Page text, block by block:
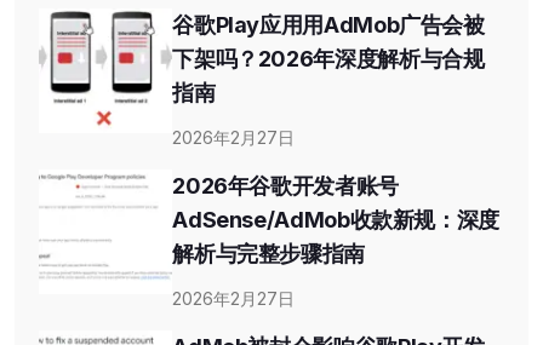
谷歌Play应用用AdMob广告会被
下架吗？2026年深度解析与合规
指南
2026年2月27日
2026年谷歌开发者账号
AdSense/AdMob收款新规：深度
解析与完整步骤指南
2026年2月27日